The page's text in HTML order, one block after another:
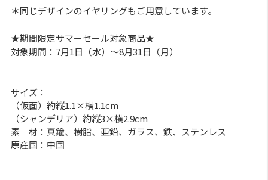
＊同じデザインのイヤリングもご用意しています。
★期間限定サマーセール対象商品★
対象期間：7月1日（水）～8月31日（月）
サイズ：
（仮面）約縦1.1×横1.1cm
（シャンデリア）約縦3×横2.9cm
素 材：真鍮、樹脂、亜鉛、ガラス、鉄、ステンレス
原産国：中国